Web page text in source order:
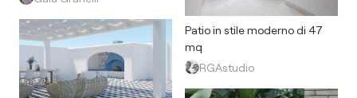
Patio in stile moderno di 47
mq
RGAstudio